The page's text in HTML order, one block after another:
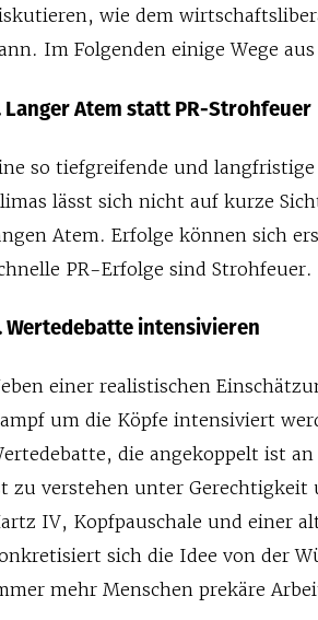
wie dem
Im Folgenden einige Wege
Langer Atem statt PR-Strohfeuer
so tiefgreifende und
lässt sich nicht auf kurze
Atem. Erfolge können sich
PR-Erfolge sind Strohfeuer.
Wertedebatte intensivieren
einer realistischen
um die Köpfe intensiviert
die angekoppelt ist
zu verstehen unter
IV, Kopfpauschale und einer
sich die Idee von der
mehr Menschen prekäre